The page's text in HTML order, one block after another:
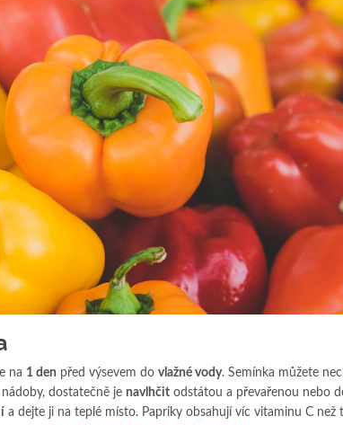
na 1 den před výsevem do vlažné vody. Semínka můžete
dostatečně je navlhčit odstátou a převařenou nebo
a dejte ji na teplé místo. Papriky obsahují víc vitaminu C než